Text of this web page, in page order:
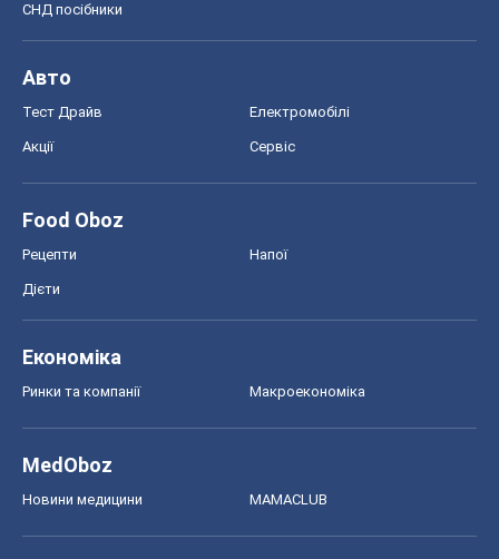
СНД посібники
Авто
Тест Драйв Електромобілі
Акції Сервіс
Food Oboz
Рецепти Напої
Дієти
Економіка
Ринки та компанії Макроекономіка
MedOboz
Новини медицини MAMACLUB